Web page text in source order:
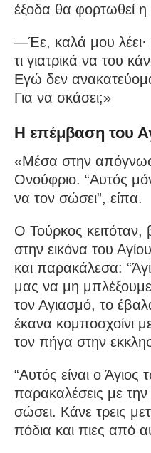
έξοδα θα φορτωθεί
—Έε, καλά μου λέει·
τι γιατρικά να του
Εγώ δεν
Για να σκάσει;»
Η επέμβαση του
«Μέσα στην
Ονούφριο. “Αυτός
να τον σώσει”, είπα.
Ο Τούρκος κειτόταν,
στην εικόνα του
και παρακάλεσα:
μας να μη
τον Αγιασμό, το
έκανα κομποσχοίνι
τον πήγα στην
“Αυτός είναι ο
παρακαλέσεις με
σώσει. Κάνε τρεις
πόδια και πιες από